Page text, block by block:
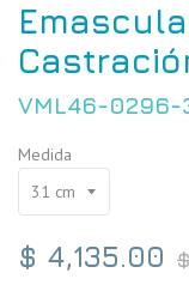
VML46-0296-
Medida
Precio
habitual
$ 4,135.00